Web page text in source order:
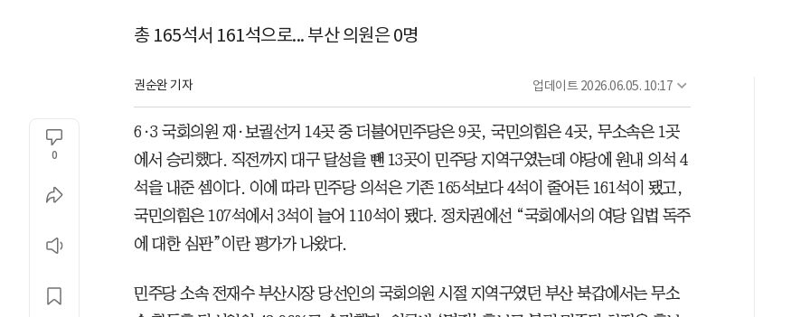
총 165석서 161석으로... 부산 의원은 0명
권순완 기자 업데이트 2026.06.05. 10:17
0
6·3 국회의원 재·보궐선거 14곳 중 더불어민주당은 9곳, 국민의힘은 4곳, 무소속은 1곳
에서 승리했다. 직전까지 대구 달성을 뺀 13곳이 민주당 지역구였는데 야당에 원내 의석 4
석을 내준 셈이다. 이에 따라 민주당 의석은 기존 165석보다 4석이 줄어든 161석이 됐고,
국민의힘은 107석에서 3석이 늘어 110석이 됐다. 정치권에선 “국회에서의 여당 입법 독주
에 대한 심판”이란 평가가 나왔다.
민주당 소속 전재수 부산시장 당선인의 국회의원 시절 지역구였던 부산 북갑에서는 무소